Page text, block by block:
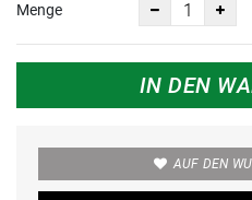
Menge
IN DEN
AUF DEN